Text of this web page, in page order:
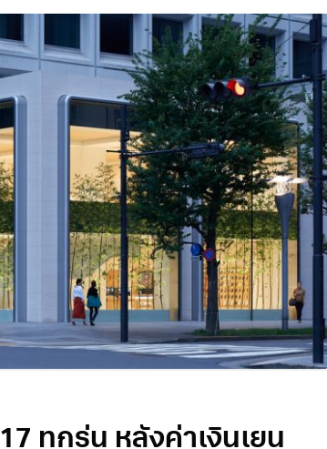
ทุกรุ่น หลังค่าเงินเยน